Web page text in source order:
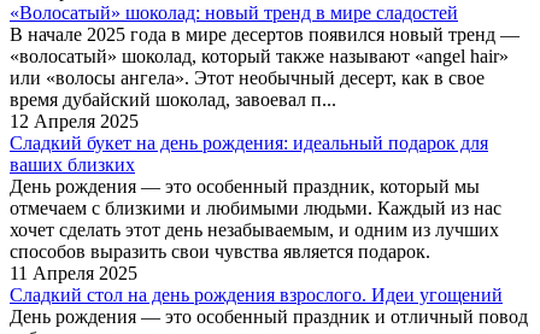
«Волосатый» шоколад: новый тренд в мире сладостей
В начале 2025 года в мире десертов появился новый тренд —
«волосатый» шоколад, который также называют «angel hair»
или «волосы ангела». Этот необычный десерт, как в свое
время дубайский шоколад, завоевал п...
12 Апреля 2025
Сладкий букет на день рождения: идеальный подарок для
ваших близких
День рождения — это особенный праздник, который мы
отмечаем с близкими и любимыми людьми. Каждый из нас
хочет сделать этот день незабываемым, и одним из лучших
способов выразить свои чувства является подарок.
11 Апреля 2025
Сладкий стол на день рождения взрослого. Идеи угощений
День рождения — это особенный праздник и отличный повод